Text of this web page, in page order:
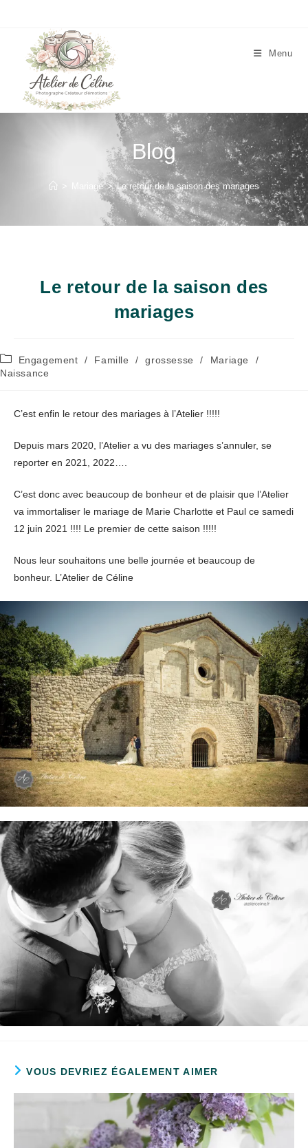
Menu
Blog
Mariage > Le retour de la saison des mariages
Le retour de la saison des
mariages
Post
category:
Engagement / Famille / grossesse / Mariage
/
Naissance
C’est enfin le retour des mariages à l’Atelier !!!!!
Depuis mars 2020, l’Atelier a vu des mariages s’annuler, se
reporter en 2021, 2022….
C’est donc avec beaucoup de bonheur et de plaisir que l’Atelier
va immortaliser le mariage de Marie Charlotte et Paul ce samedi
12 juin 2021 !!!! Le premier de cette saison !!!!!
Nous leur souhaitons une belle journée et beaucoup de
bonheur. L’Atelier de Céline
VOUS DEVRIEZ ÉGALEMENT AIMER